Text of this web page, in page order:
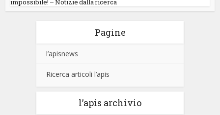
impossibile! – Notizie dalla ricerca
Pagine
l’apisnews
Ricerca articoli l’apis
l’apis archivio